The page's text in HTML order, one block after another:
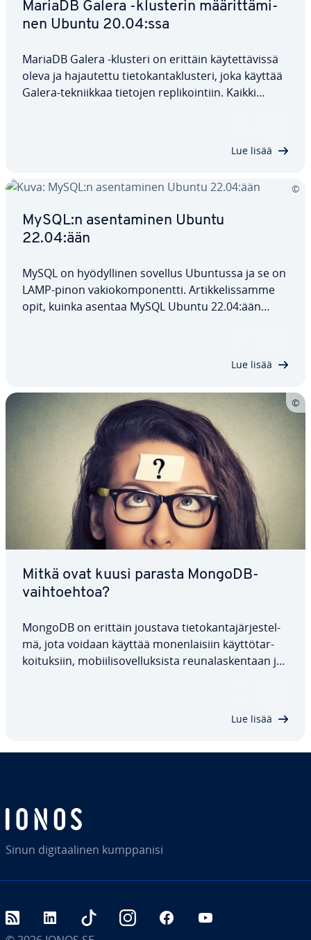
MariaDB Galera -klusterin mää­rit­tä­mi­
nen Ubuntu 20.04:ssa
MariaDB Galera -klusteri on erittäin käy­tet­tä­vis­sä
oleva ja ha­jau­tet­tu tie­to­kan­taklus­te­ri, joka käyttää
Galera-tek­niik­kaa tietojen repli­koin­tiin. Kaikki
Lue lisää
MySQL:n asen­ta­mi­nen Ubuntu
22.04:ään
MySQL on hyö­dyl­li­nen sovellus Ubuntussa ja se on
LAMP-pinon va­kio­kom­po­nent­ti. Ar­tik­ke­lis­sam­me
opit, kuinka asentaa MySQL Ubuntu 22.04:ään
Lue lisää
Mitkä ovat kuusi parasta MongoDB-
vaih­toeh­toa?
MongoDB on erittäin joustava tie­to­kan­ta­jär­jes­tel­
mä, jota voidaan käyttää mo­nen­lai­siin käyt­tö­tar­
koi­tuk­siin, mo­bii­li­so­vel­luk­sis­ta reu­na­las­ken­taan ja
Lue lisää
Sinun di­gi­taa­li­nen kump­pa­ni­si
RSS LinkedIn tiktok InstagramFacebook